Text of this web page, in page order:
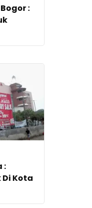
:
:
Kota